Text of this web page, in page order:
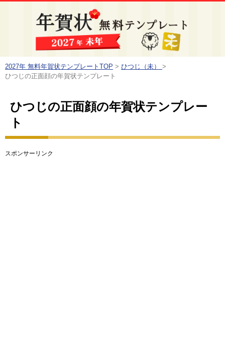
2027年 無料年賀状テンプレートTOP > ひつじ（未）
>
ひつじの正面顔の年賀状テンプレート
ひつじの正面顔の年賀状テンプレー
ト
スポンサーリンク